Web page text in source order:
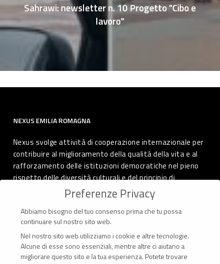
Sahrawi: newsletter n. 10 Progetto "Cibo e
lavoro"
NEXUS EMILIA ROMAGNA
Nexus svolge attività di cooperazione internazionale per
contribuire al miglioramento della qualità della vita e al
rafforzamento delle istituzioni democratiche nel pieno
rispetto delle diversità culturali e del principio di
autodeterminazione dei popoli.
CONTATTI
Via Marconi 69 – 40122 Bologna (Italia)
Preferenze Privacy
Abbiamo bisogno del tuo consenso prima che tu possa
continuare sul nostro sito web.
Nel nostro sito web utilizziamo i cookie e altre tecnologie.
Alcune di esse sono essenziali, mentre altre ci aiutano a
migliorare questo sito e la tua esperienza. Potete trovare